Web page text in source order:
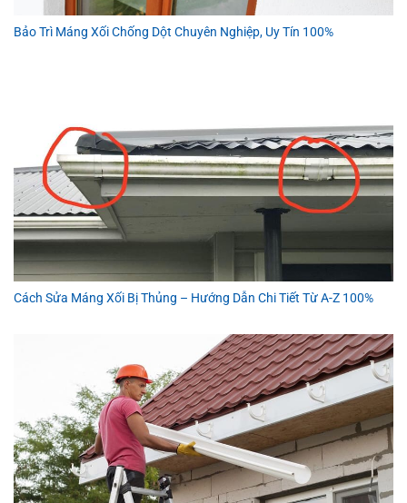
Bảo Trì Máng Xối Chống Dột Chuyên Nghiệp, Uy Tín 100%
Cách Sửa Máng Xối Bị Thủng – Hướng Dẫn Chi Tiết Từ A-Z 100%